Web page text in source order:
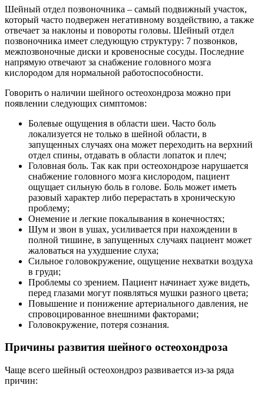
Шейный отдел позвоночника – самый подвижный участок,
который часто подвержен негативному воздействию, а также
отвечает за наклоны и повороты головы. Шейный отдел
позвоночника имеет следующую структуру: 7 позвонков,
межпозвоночные диски и кровеносные сосуды. Последние
напрямую отвечают за снабжение головного мозга
кислородом для нормальной работоспособности.
Говорить о наличии шейного остеохондроза можно при
появлении следующих симптомов:
Болевые ощущения в области шеи. Часто боль
локализуется не только в шейной области, в
запущенных случаях она может переходить на верхний
отдел спины, отдавать в области лопаток и плеч;
Головная боль. Так как при остеохондрозе нарушается
снабжение головного мозга кислородом, пациент
ощущает сильную боль в голове. Боль может иметь
разовый характер либо перерастать в хроническую
проблему;
Онемение и легкие покалывания в конечностях;
Шум и звон в ушах, усиливается при нахождении в
полной тишине, в запущенных случаях пациент может
жаловаться на ухудшение слуха;
Сильное головокружение, ощущение нехватки воздуха
в груди;
Проблемы со зрением. Пациент начинает хуже видеть,
перед глазами могут появляться мушки разного цвета;
Повышение и понижение артериального давления, не
спровоцированное внешними факторами;
Головокружение, потеря сознания.
Причины развития шейного остеохондроза
Чаще всего шейный остеохондроз развивается из-за ряда
причин: